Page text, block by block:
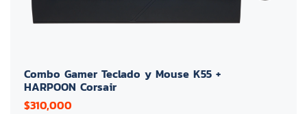
Combo Gamer Teclado y Mouse K55 +
HARPOON Corsair
$310,000